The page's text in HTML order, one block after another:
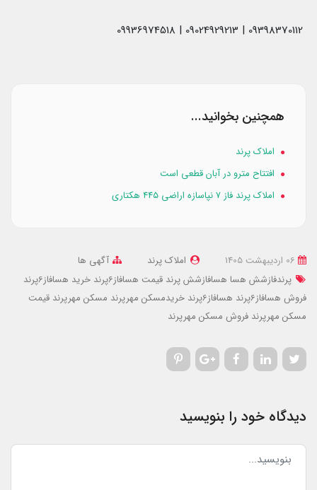
همچنین بخوانید...
املاک پرند
افتتاح مترو در آبان قطعی است
املاک پرند فاز ۷ نپاسازه اراضی ۴۴۵ هکتاری
املاک پرند
آگهی ها
پرندفازشش هسا هسافازشش پرند قیمت هسافاز6پرند
خرید هسافاز6پرند
فروش هسافاز6پرند
هسافاز6پرند خریدمسکن مهرپرند مسکن مهرپرند قیمت
مسکن مهرپرند فروش مسکن مهرپرند
دیدگاه خود را بنویسید